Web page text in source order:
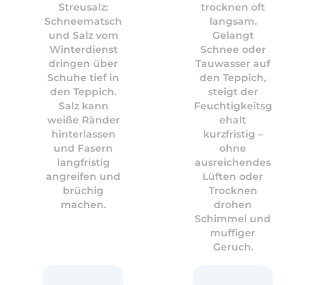
Streusalz:
Schneematsch
und Salz vom
Winterdienst
dringen über
Schuhe tief in
den Teppich.
Salz kann
weiße Ränder
hinterlassen
und Fasern
langfristig
angreifen und
brüchig
machen.
trocknen oft
langsam.
Gelangt
Schnee oder
Tauwasser auf
den Teppich,
steigt der
Feuchtigkeitsg
ehalt
kurzfristig –
ohne
ausreichendes
Lüften oder
Trocknen
drohen
Schimmel und
muffiger
Geruch.